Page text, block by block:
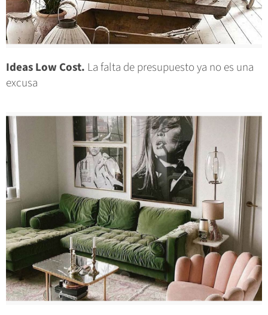
Ideas Low Cost. La falta de presupuesto ya no es una
excusa